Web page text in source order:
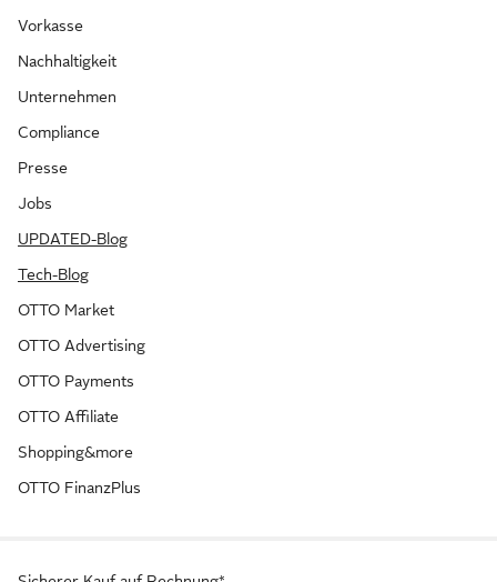
Vorkasse
Nachhaltigkeit
Unternehmen
Compliance
Presse
Jobs
UPDATED-Blog
Tech-Blog
OTTO Market
OTTO Advertising
OTTO Payments
OTTO Affiliate
Shopping&more
OTTO FinanzPlus